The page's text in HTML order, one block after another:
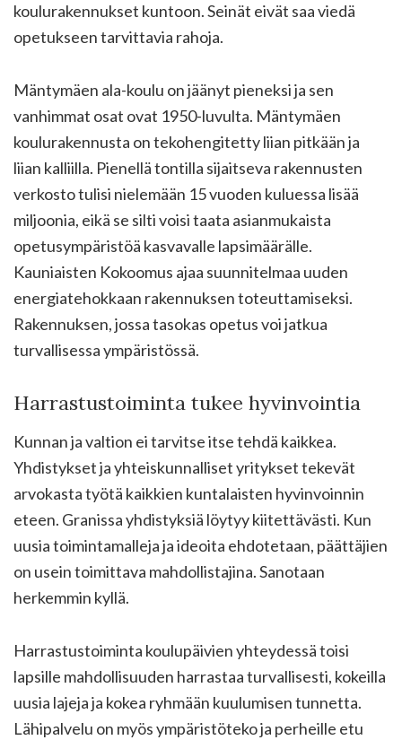
koulurakennukset kuntoon. Seinät eivät saa viedä
opetukseen tarvittavia rahoja.
Mäntymäen ala-koulu on jäänyt pieneksi ja sen
vanhimmat osat ovat 1950-luvulta. Mäntymäen
koulurakennusta on tekohengitetty liian pitkään ja
liian kalliilla. Pienellä tontilla sijaitseva rakennusten
verkosto tulisi nielemään 15 vuoden kuluessa lisää
miljoonia, eikä se silti voisi taata asianmukaista
opetusympäristöä kasvavalle lapsimäärälle.
Kauniaisten Kokoomus ajaa suunnitelmaa uuden
energiatehokkaan rakennuksen toteuttamiseksi.
Rakennuksen, jossa tasokas opetus voi jatkua
turvallisessa ympäristössä.
Harrastustoiminta tukee hyvinvointia
Kunnan ja valtion ei tarvitse itse tehdä kaikkea.
Yhdistykset ja yhteiskunnalliset yritykset tekevät
arvokasta työtä kaikkien kuntalaisten hyvinvoinnin
eteen. Granissa yhdistyksiä löytyy kiitettävästi. Kun
uusia toimintamalleja ja ideoita ehdotetaan, päättäjien
on usein toimittava mahdollistajina. Sanotaan
herkemmin kyllä.
Harrastustoiminta koulupäivien yhteydessä toisi
lapsille mahdollisuuden harrastaa turvallisesti, kokeilla
uusia lajeja ja kokea ryhmään kuulumisen tunnetta.
Lähipalvelu on myös ympäristöteko ja perheille etu